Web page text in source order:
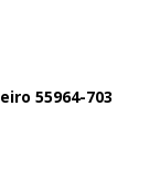
55964-703